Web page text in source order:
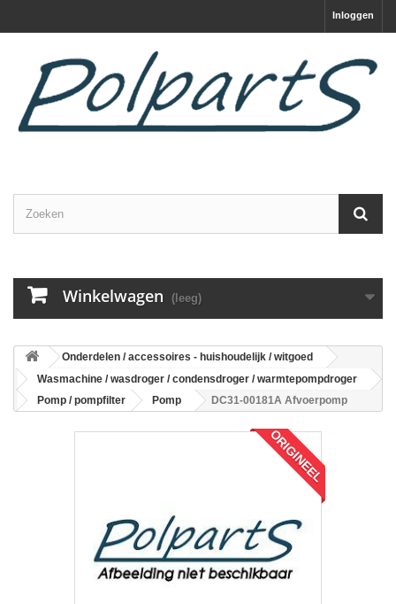
Inloggen
Winkelwagen (leeg)
Onderdelen / accessoires - huishoudelijk / witgoed
Wasmachine / wasdroger / condensdroger / warmtepompdroger
Pomp / pompfilter
Pomp DC31-00181A Afvoerpomp
ORIGINEEL